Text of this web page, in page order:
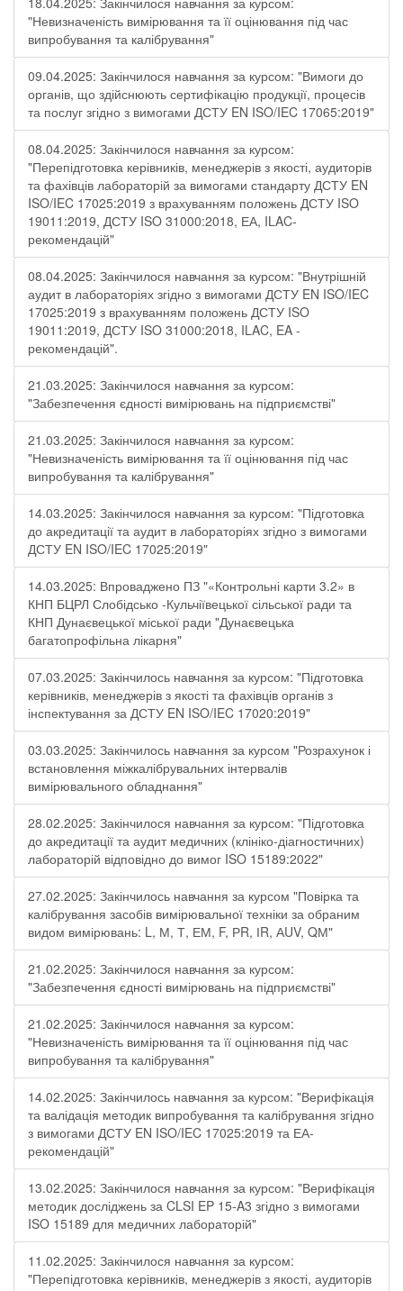
"Невизначеність вимірювання та її оцінювання під час
випробування та калібрування"
09.04.2025: Закінчилося навчання за курсом: "Вимоги до
органів, що здійснюють сертифікацію продукції, процесів
та послуг згідно з вимогами ДСТУ EN ISO/IEC 17065:2019"
08.04.2025: Закінчилося навчання за курсом:
"Перепідготовка керівників, менеджерів з якості, аудиторів
та фахівців лабораторій за вимогами стандарту ДСТУ EN
ISO/IEC 17025:2019 з врахуванням положень ДСТУ ISO
19011:2019, ДСТУ ISO 31000:2018, ЕА, ILAC-
рекомендацій"
08.04.2025: Закінчилося навчання за курсом: "Внутрішній
аудит в лабораторіях згідно з вимогами ДСТУ EN ISO/IEC
17025:2019 з врахуванням положень ДСТУ ISO
19011:2019, ДСТУ ISO 31000:2018, ILAC, EA -
рекомендацій".
21.03.2025: Закінчилося навчання за курсом:
"Забезпечення єдності вимірювань на підприємстві"
21.03.2025: Закінчилося навчання за курсом:
"Невизначеність вимірювання та її оцінювання під час
випробування та калібрування"
14.03.2025: Закінчилося навчання за курсом: "Підготовка
до акредитації та аудит в лабораторіях згідно з вимогами
ДСТУ EN ISO/IEC 17025:2019"
14.03.2025: Впроваджено ПЗ "«Контрольні карти 3.2» в
КНП БЦРЛ Слобідсько -Кульчіївецької сільської ради та
КНП Дунаєвецької міської ради "Дунаєвецька
багатопрофільна лікарня"
07.03.2025: Закінчилось навчання за курсом: "Підготовка
керівників, менеджерів з якості та фахівців органів з
інспектування за ДСТУ EN ISO/IEC 17020:2019"
03.03.2025: Закінчилось навчання за курсом "Розрахунок і
встановлення міжкалібрувальних інтервалів
вимірювального обладнання"
28.02.2025: Закінчилося навчання за курсом: "Підготовка
до акредитації та аудит медичних (клініко-діагностичних)
лабораторій відповідно до вимог ISO 15189:2022"
27.02.2025: Закінчилось навчання за курсом "Повірка та
калібрування засобів вимірювальної техніки за обраним
видом вимірювань: L, М, Т, ЕМ, F, РR, ІR, АUV, QМ"
21.02.2025: Закінчилося навчання за курсом:
"Забезпечення єдності вимірювань на підприємстві"
21.02.2025: Закінчилося навчання за курсом:
"Невизначеність вимірювання та її оцінювання під час
випробування та калібрування"
14.02.2025: Закінчилось навчання за курсом: "Верифікація
та валідація методик випробування та калібрування згідно
з вимогами ДСТУ EN ISO/IEC 17025:2019 та ЕА-
рекомендацій"
13.02.2025: Закінчилося навчання за курсом: "Верифікація
методик досліджень за CLSI EP 15-A3 згідно з вимогами
ISO 15189 для медичних лабораторій"
11.02.2025: Закінчилося навчання за курсом:
"Перепідготовка керівників, менеджерів з якості, аудиторів